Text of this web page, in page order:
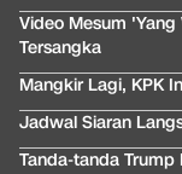
Video Mesum
Tersangka
Mangkir Lagi, KPK
Jadwal Siaran
Tanda-tanda